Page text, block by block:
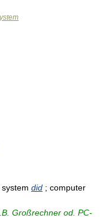
did ; computer
Großrechner od. PC-